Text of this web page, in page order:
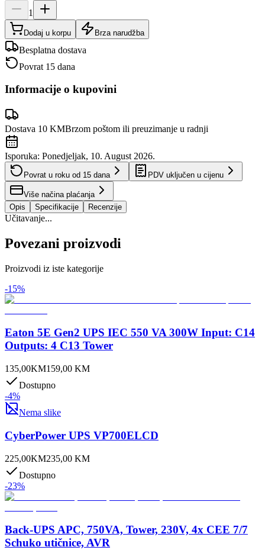
1
Dodaj u korpu Brza narudžba
Besplatna dostava
Povrat 15 dana
Informacije o kupovini
Dostava 10 KMBrzom poštom ili preuzimanje u radnji
Isporuka: Ponedjeljak, 10. August 2026.
Povrat u roku od 15 dana PDV uključen u cijenu
Više načina plaćanja
Opis
Specifikacije Recenzije
Učitavanje...
Povezani proizvodi
Proizvodi iz iste kategorije
-15%
Eaton 5E Gen2 UPS IEC 550 VA 300W Input: C14
Outputs: 4 C13 Tower
135,00KM159,00 KM
Dostupno
-4%
Nema slike
CyberPower UPS VP700ELCD
225,00KM235,00 KM
Dostupno
-23%
Back-UPS APC, 750VA, Tower, 230V, 4x CEE 7/7
Schuko utičnice, AVR